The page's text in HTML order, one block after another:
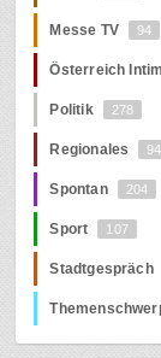
Messe TV 94
Österreich Intim
Politik 278
Regionales
Spontan 204
Sport 107
Stadtgespräch